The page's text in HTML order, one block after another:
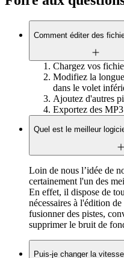
Comment éditer des
Chargez vos
Modifiez la
dans le volet
Ajoutez d'autres
Exportez des
Quel est le meilleur
Loin de nous l’idée de
certainement l'un des
En effet, il dispose de
nécessaires à l'édition
fusionner des pistes,
supprimer le bruit de
Puis-je changer la